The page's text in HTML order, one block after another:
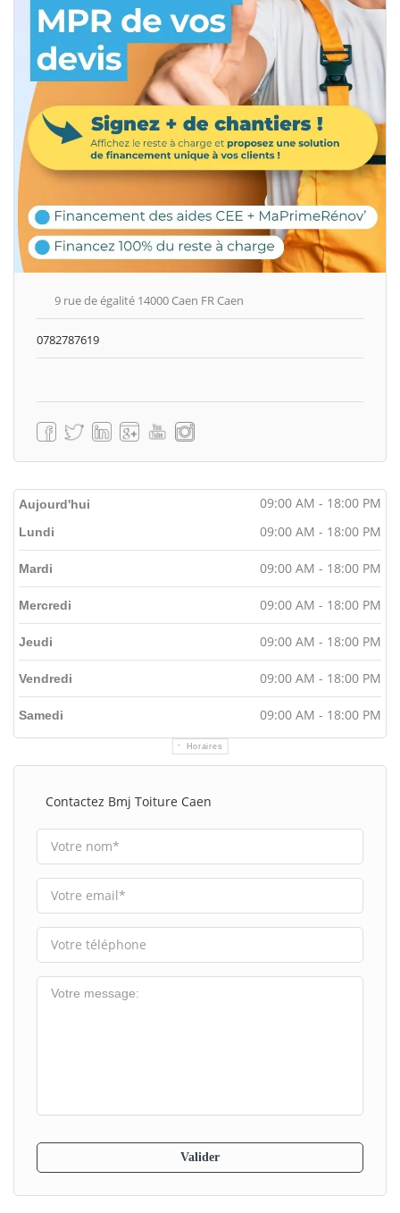
9 rue de égalité 14000 Caen FR Caen
0782787619
Aujourd'hui 09:00 AM - 18:00 PM
Horaires
Lundi 09:00 AM - 18:00 PM
Mardi 09:00 AM - 18:00 PM
Mercredi 09:00 AM - 18:00 PM
Jeudi 09:00 AM - 18:00 PM
Vendredi 09:00 AM - 18:00 PM
Samedi 09:00 AM - 18:00 PM
Contactez Bmj Toiture Caen